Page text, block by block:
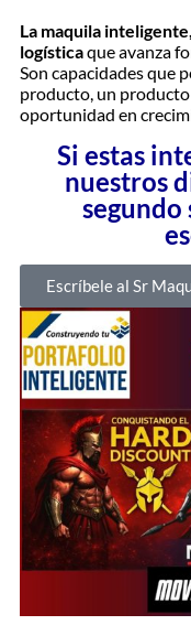
La maquila
logísticaque avanza
Son capacidades que
producto, un
oportunidad en
Si estas
nuestros
segundo
Escríbele al Sr